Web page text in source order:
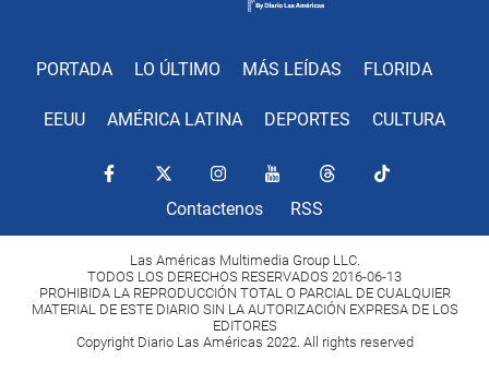
PORTADA LO ÚLTIMO MÁS LEÍDAS FLORIDA
EEUU AMÉRICA LATINA DEPORTES CULTURA
Contactenos RSS
Las Américas Multimedia Group LLC.
TODOS LOS DERECHOS RESERVADOS 2016-06-13
PROHIBIDA LA REPRODUCCIÓN TOTAL O PARCIAL DE CUALQUIER
MATERIAL DE ESTE DIARIO SIN LA AUTORIZACIÓN EXPRESA DE LOS
EDITORES
Copyright Diario Las Américas 2022. All rights reserved